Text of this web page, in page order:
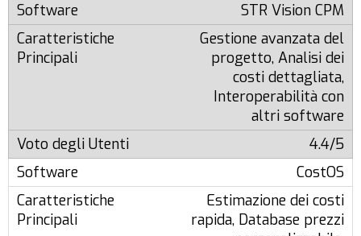
STR Vision CPM
Gestione avanzata del
progetto, Analisi dei
costi dettagliata,
Interoperabilità con
altri software
4.4/5
CostOS
Estimazione dei costi
rapida, Database prezzi